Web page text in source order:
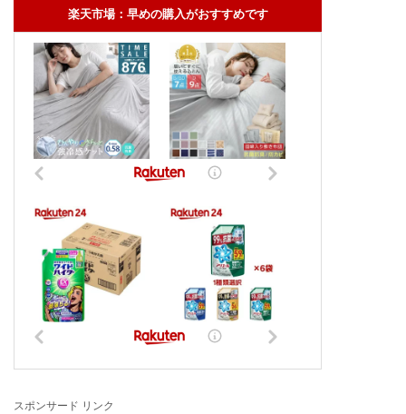
楽天市場：早めの購入がおすすめです
スポンサード リンク